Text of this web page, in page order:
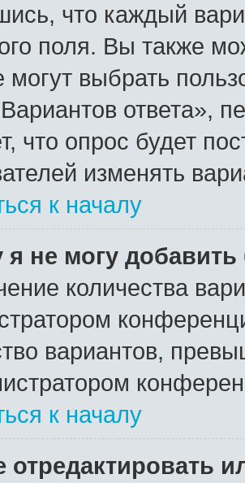
что каждый
поля. Вы также
могут выбрать
ответа»,
что опрос будет
изменять
к началу
я не могу
количества
вариантов,
к началу
отредактировать